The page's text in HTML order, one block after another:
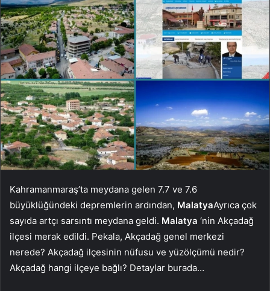
Kahramanmaraş’ta meydana gelen 7.7 ve 7.6
büyüklüğündeki depremlerin ardından, MalatyaAyrıca çok
sayıda artçı sarsıntı meydana geldi. Malatya ‘nin Akçadağ
ilçesi merak edildi. Pekala, Akçadağ genel merkezi
nerede? Akçadağ ilçesinin nüfusu ve yüzölçümü nedir?
Akçadağ hangi ilçeye bağlı? Detaylar burada…